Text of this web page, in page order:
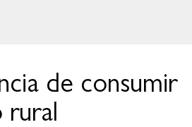
de consumir